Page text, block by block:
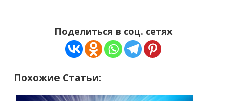
Поделиться в соц. сетях
Похожие Статьи: